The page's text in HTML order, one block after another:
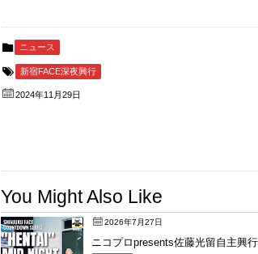
ニュース
新宿FACE深夜興行
2024年11月29日
You Might Also Like
2026年7月27日
ニコプロpresents佐藤光留自主興